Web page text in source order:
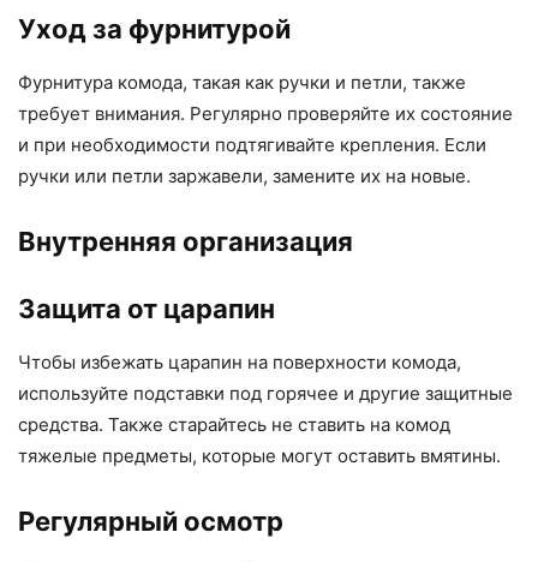
Уход за фурнитурой
Фурнитура комода, такая как ручки и петли, также
требует внимания. Регулярно проверяйте их состояние
и при необходимости подтягивайте крепления. Если
ручки или петли заржавели, замените их на новые.
Внутренняя организация
Защита от царапин
Чтобы избежать царапин на поверхности комода,
используйте подставки под горячее и другие защитные
средства. Также старайтесь не ставить на комод
тяжелые предметы, которые могут оставить вмятины.
Регулярный осмотр